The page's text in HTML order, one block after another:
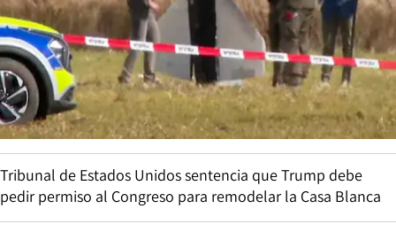
Tribunal de Estados Unidos sentencia que Trump debe
pedir permiso al Congreso para remodelar la Casa Blanca